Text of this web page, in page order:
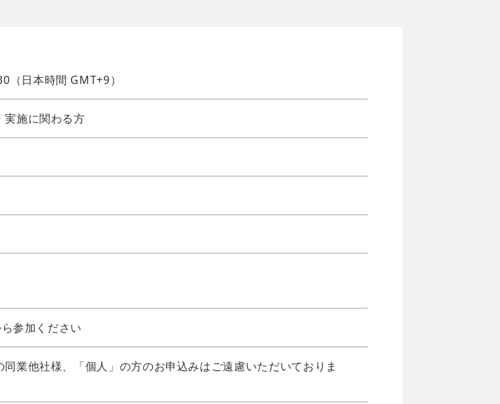
日本時間 GMT+9）
実施に関わる方
参加ください
業他社様、「個人」の方のお申込みはご遠慮いただいておりま